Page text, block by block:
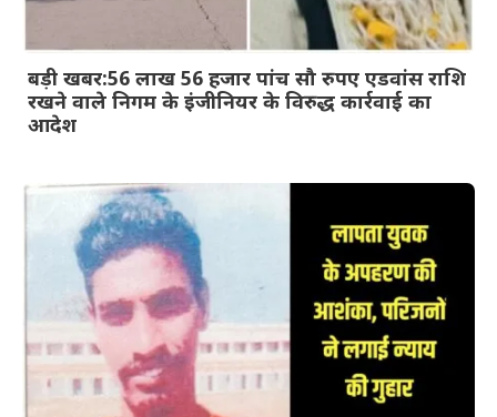
बड़ी खबर:56 लाख 56 हजार पांच सौ रुपए एडवांस राशि
रखने वाले निगम के इंजीनियर के विरुद्ध कार्रवाई का
आदेश